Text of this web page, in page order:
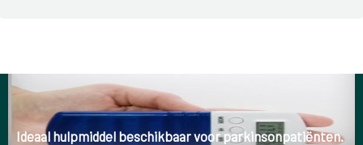
Vroeg stadium
Beven (tremor);
Ideaal hulpmiddel beschikbaar voor parkinsonpatiënten.